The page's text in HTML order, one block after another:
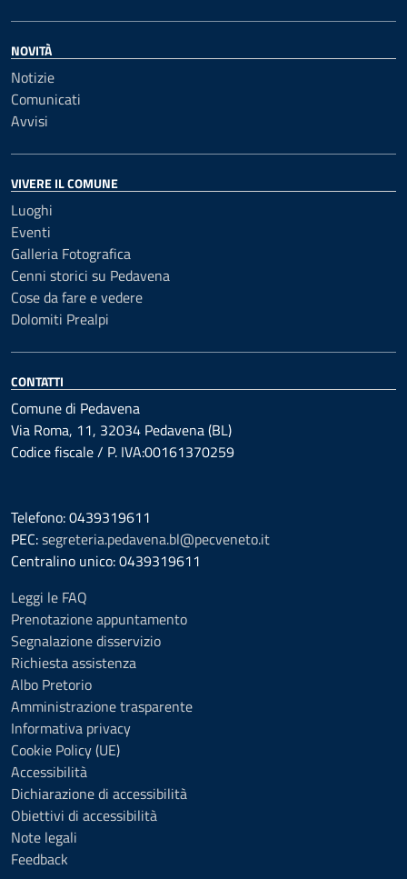
NOVITÀ
Notizie
Comunicati
Avvisi
VIVERE IL COMUNE
Luoghi
Eventi
Galleria Fotografica
Cenni storici su Pedavena
Cose da fare e vedere
Dolomiti Prealpi
CONTATTI
Comune di Pedavena
Via Roma, 11, 32034 Pedavena (BL)
Codice fiscale / P. IVA:00161370259
Telefono: 0439319611
PEC:segreteria.pedavena.bl@pecveneto.it
Centralino unico: 0439319611
Leggi le FAQ
Prenotazione appuntamento
Segnalazione disservizio
Richiesta assistenza
Albo Pretorio
Amministrazione trasparente
Informativa privacy
Cookie Policy (UE)
Accessibilità
Dichiarazione di accessibilità
Obiettivi di accessibilità
Note legali
Feedback